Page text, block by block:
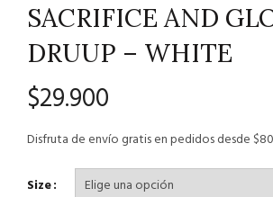
SACRIFICE AND
DRUUP – WHITE
$29.900
Disfruta de envío gratis en pedidos desde
Size